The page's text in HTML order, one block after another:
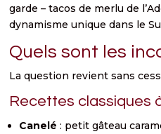
garde – tacos de merlu de
dynamisme unique dans le
Quels sont les
La question revient sans
Recettes classiques
Canelé : petit gâteau